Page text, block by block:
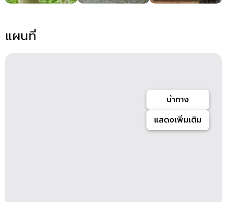
แผนที่
นำทาง
แสดงเพิ่มเติม